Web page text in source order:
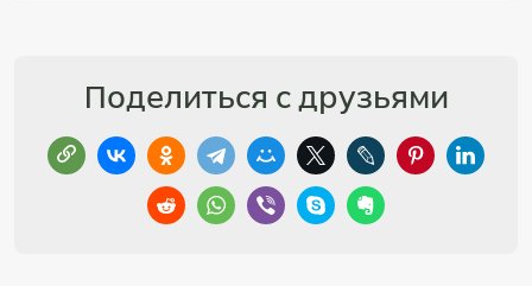
Поделиться с друзьями